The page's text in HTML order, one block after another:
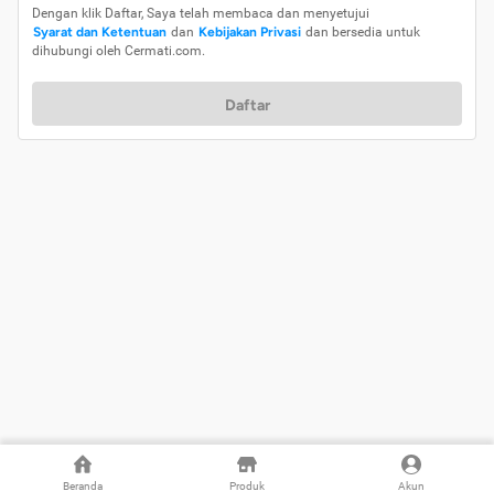
Beranda Produk Akun
Dengan klik Daftar, Saya telah membaca dan menyetujui
Syarat dan Ketentuan dan Kebijakan Privasi dan bersedia untuk
dihubungi oleh Cermati.com.
Daftar